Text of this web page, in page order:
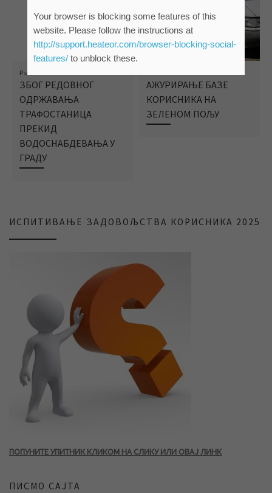
Published
ЗБОГ РЕДОВНОГ
ОДРЖАВАЊА
ТРАФОСТАНИЦА
ПРЕКИД
ВОДОСНАБДЕВАЊА У
ГРАДУ
АЖУРИРАЊЕ БАЗЕ
КОРИСНИКА НА
ЗЕЛЕНОМ ПОЉУ
ИСПИТИВАЊЕ ЗАДОВОЉСТВА КОРИСНИКА 2025
ПОПУНИТЕ УПИТНИК КЛИКОМ НА СЛИКУ ИЛИ ОВАЈ ЛИНК
ПИСМО САЈТА
Your browser is blocking some features of this
website. Please follow the instructions at
http://support.heateor.com/browser-blocking-social-
features/to unblock these.